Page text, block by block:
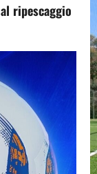
ripescaggio